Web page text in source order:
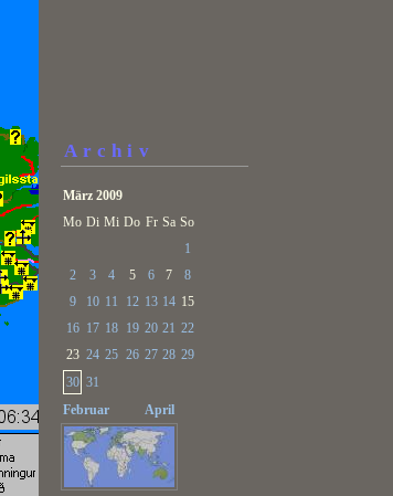
Archiv
März 2009
Mo Di Mi Do Fr Sa So
1
2
3 4 5 6 7
8
9
10 11 12 13 14 15
16 17 18 19 20 21 22
23 24 25 26 27 28 29
30 31
Februar
April